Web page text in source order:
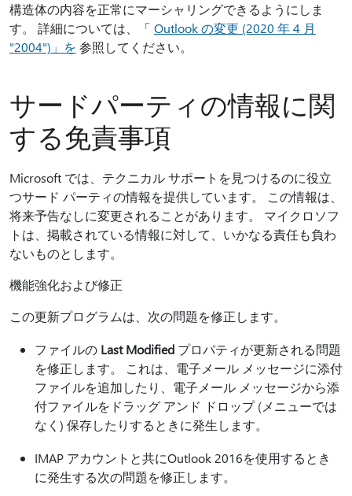
構造体の内容を正常にマーシャリングできるようにしま
す。 詳細については、「 Outlook の変更 (2020 年 4 月
"2004")」を 参照してください。
サードパーティの情報に関
する免責事項
Microsoft では、テクニカル サポートを見つけるのに役立
つサード パーティの情報を提供しています。 この情報は、
将来予告なしに変更されることがあります。 マイクロソフ
トは、掲載されている情報に対して、いかなる責任も負わ
ないものとします。
機能強化および修正
この更新プログラムは、次の問題を修正します。
ファイルの Last Modified プロパティが更新される問題
を修正します。 これは、電子メール メッセージに添付
ファイルを追加したり、電子メール メッセージから添
付ファイルをドラッグ アンド ドロップ (メニューでは
なく) 保存したりするときに発生します。
IMAP アカウントと共にOutlook 2016を使用するとき
に発生する次の問題を修正します。